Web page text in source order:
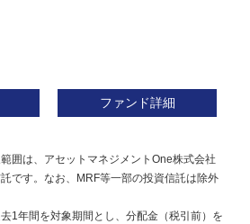
ファンド詳細
囲は、アセットマネジメントOne株式会社
です。なお、MRF等一部の投資信託は除外
1年間を対象期間とし、分配金（税引前）を